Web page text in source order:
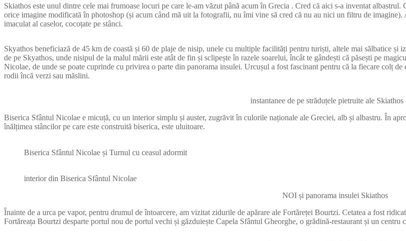
Skiathos este unul dintre cele mai frumoase locuri pe care le-am văzut până acum în Grecia . Cred că aici s-a inventat
orice imagine modificată în photoshop (și acum când mă uit la fotografii, nu îmi vine să cred că nu au nici un filtru de
imaculat al caselor, cocoțate pe stânci.
Skyathos beneficiază de 45 km de coastă și 60 de plaje de nisip, unele cu multiple facilități pentru turiști, altele mai sălbatice și
de pe Skyathos, unde nisipul de la malul mării este atât de fin și sclipește în razele soarelui, încât te gândești că păsești pe
Nicolae, de unde se poate cuprinde cu privirea o parte din panorama insulei. Urcușul a fost fascinant pentru că la fiecare colț
rodii încă verzi sau măslini.
instantanee de pe străduțele pietruite ale Skiathos
Biserica Sfântul Nicolae e micuță, cu un interior simplu și auster, zugrăvit în culorile naționale ale Greciei, alb și albastru. În
înălțimea stâncilor pe care este construită biserica, este uluitoare.
Biserica Sfântul Nicolae și Turnul cu ceasul adormit
interior din Biserica Sfântul Nicolae
NOI și panorama insulei Skiathos
Înainte de a urca pe vapor, pentru drumul de întoarcere, am vizitat zidurile de apărare ale Fortăreței Bourtzi. Cetatea a fost
Fortăreața Bourtzi desparte portul nou de portul vechi și găzduiește Capela Sfântul Gheorghe, o grădină-restaurant și un centru